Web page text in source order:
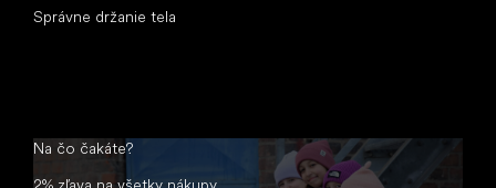
Správne držanie tela
Na čo čakáte?
2% zľava na všetky nákupy